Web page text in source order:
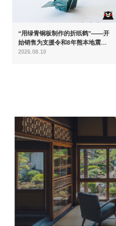
“用绿青铜板制作的折纸鹤”——开
始销售为支援令和8年熊本地震而
推出的慈善商品
2026.08.10